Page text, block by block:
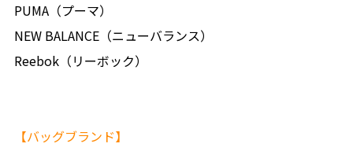
PUMA（プーマ）
NEW BALANCE（ニューバランス）
Reebok（リーボック）
【バッグブランド】